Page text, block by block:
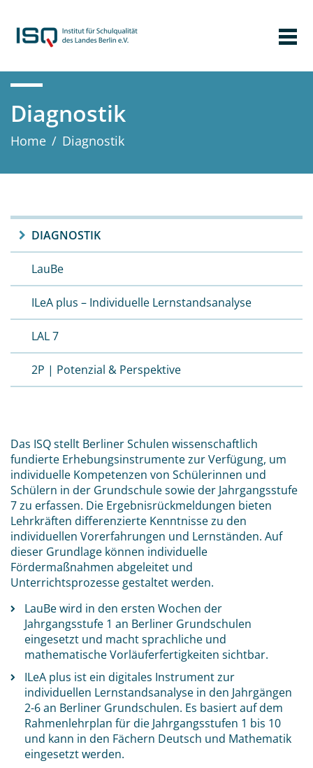
Diagnostik
Home / Diagnostik
DIAGNOSTIK
LauBe
ILeA plus – Individuelle Lernstandsanalyse
LAL 7
2P | Potenzial & Perspektive
Das ISQ stellt Berliner Schulen wissenschaftlich
fundierte Erhebungsinstrumente zur Verfügung, um
individuelle Kompetenzen von Schülerinnen und
Schülern in der Grundschule sowie der Jahrgangsstufe
7 zu erfassen. Die Ergebnisrückmeldungen bieten
Lehrkräften differenzierte Kenntnisse zu den
individuellen Vorerfahrungen und Lernständen. Auf
dieser Grundlage können individuelle
Fördermaßnahmen abgeleitet und
Unterrichtsprozesse gestaltet werden.
LauBe wird in den ersten Wochen der
Jahrgangsstufe 1 an Berliner Grundschulen
eingesetzt und macht sprachliche und
mathematische Vorläuferfertigkeiten sichtbar.
ILeA plus ist ein digitales Instrument zur
individuellen Lernstandsanalyse in den Jahrgängen
2-6 an Berliner Grundschulen. Es basiert auf dem
Rahmenlehrplan für die Jahrgangsstufen 1 bis 10
und kann in den Fächern Deutsch und Mathematik
eingesetzt werden.